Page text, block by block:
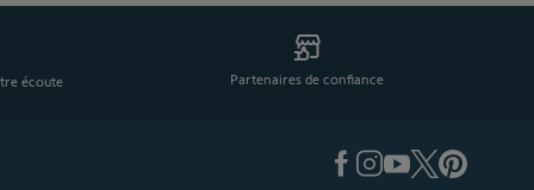
écoute Partenaires de confiance